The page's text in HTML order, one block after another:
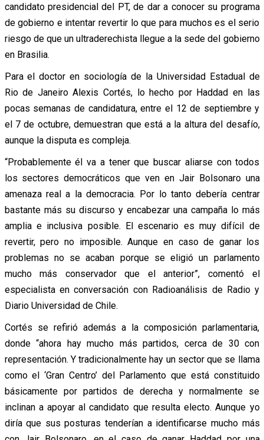
candidato presidencial del PT, de dar a conocer su programa
de gobierno e intentar revertir lo que para muchos es el serio
riesgo de que un ultraderechista llegue a la sede del gobierno
en Brasilia.
Para el doctor en sociología de la Universidad Estadual de
Rio de Janeiro Alexis Cortés, lo hecho por Haddad en las
pocas semanas de candidatura, entre el 12 de septiembre y
el 7 de octubre, demuestran que está a la altura del desafío,
aunque la disputa es compleja.
“Probablemente él va a tener que buscar aliarse con todos
los sectores democráticos que ven en Jair Bolsonaro una
amenaza real a la democracia. Por lo tanto debería centrar
bastante más su discurso y encabezar una campaña lo más
amplia e inclusiva posible. El escenario es muy difícil de
revertir, pero no imposible. Aunque en caso de ganar los
problemas no se acaban porque se eligió un parlamento
mucho más conservador que el anterior”, comentó el
especialista en conversación con Radioanálisis de Radio y
Diario Universidad de Chile.
Cortés se refirió además a la composición parlamentaria,
donde “ahora hay mucho más partidos, cerca de 30 con
representación. Y tradicionalmente hay un sector que se llama
como el ‘Gran Centro’ del Parlamento que está constituido
básicamente por partidos de derecha y normalmente se
inclinan a apoyar al candidato que resulta electo. Aunque yo
diría que sus posturas tenderían a identificarse mucho más